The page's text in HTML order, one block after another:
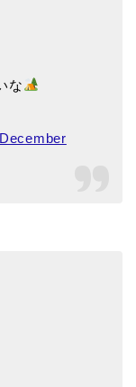
な
December